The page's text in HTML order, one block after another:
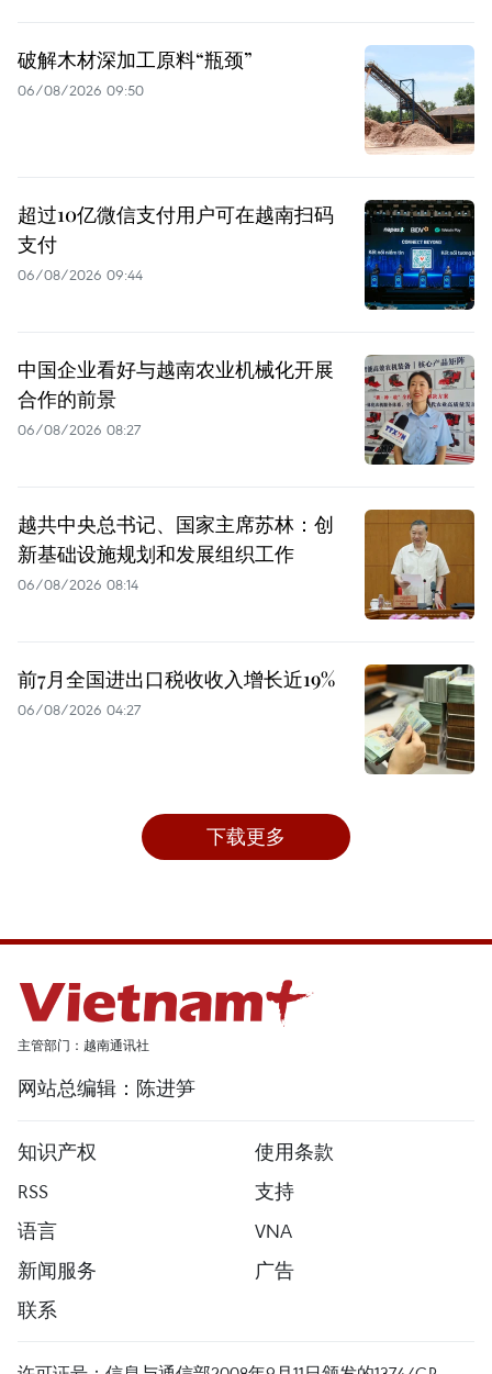
破解木材深加工原料“瓶颈”
06/08/2026 09:50
超过10亿微信支付用户可在越南扫码
支付
06/08/2026 09:44
中国企业看好与越南农业机械化开展
合作的前景
06/08/2026 08:27
越共中央总书记、国家主席苏林：创
新基础设施规划和发展组织工作
06/08/2026 08:14
前7月全国进出口税收收入增长近19%
06/08/2026 04:27
下载更多
主管部门：越南通讯社
网站总编辑：陈进笋
知识产权
使用条款
RSS
支持
语言
VNA
新闻服务
广告
联系